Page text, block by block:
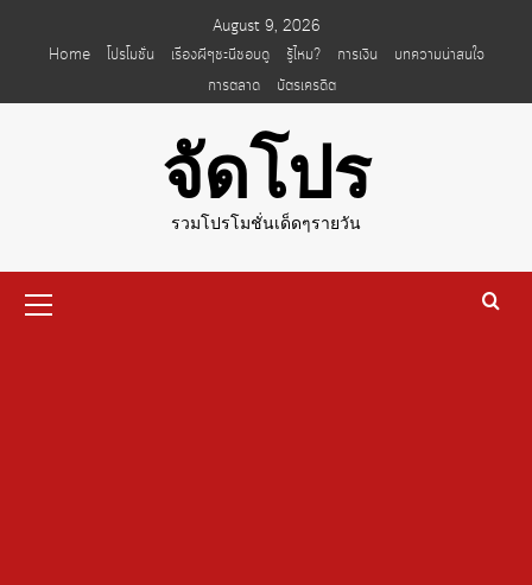
August 9, 2026
Home
โปรโมชั่น เรื่องผีๆชะนีชอบดู รู้ไหม? การเงิน
บทความน่าสนใจ
การตลาด
บัตรเครดิต
จัดโปร
รวมโปรโมชั่นเด็ดๆรายวัน
Menu